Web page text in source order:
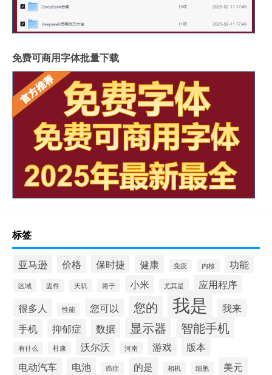
免费可商用字体批量下载
标签
亚马逊 价格 保时捷 健康 免疫 内核 功能
区域 固件 天玑 将于 小米 尤其是
应用程序
很多人
性能 您可以 您的 我是
我来
手机
抑郁症 数据 显示器 智能手机
有什么 杜康 沃尔沃 河南 游戏
版本
电动汽车
电池 癌症 的是 相机 细胞 美元